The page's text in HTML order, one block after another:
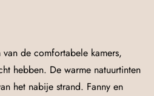
de comfortabele kamers,
hebben. De warme natuurtinten
het nabije strand. Fanny en